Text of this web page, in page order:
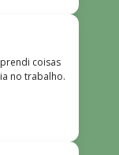
para todos
em
coisas
no trabalho.